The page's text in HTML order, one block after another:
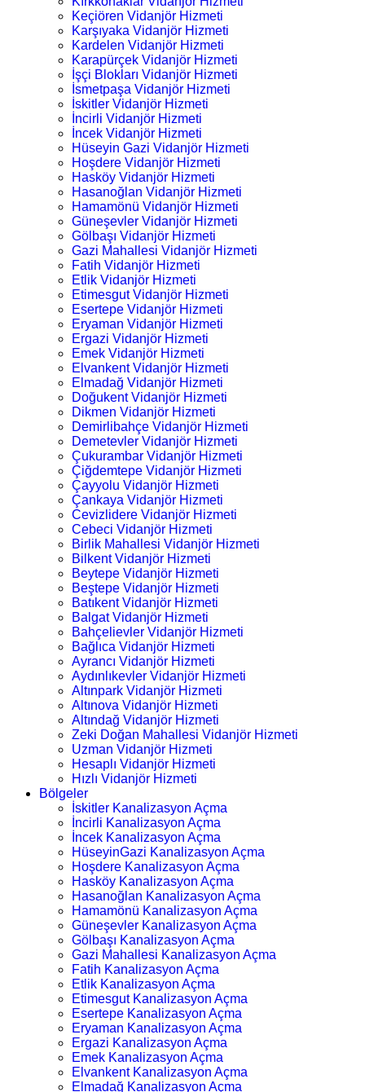
Keçiören Vidanjör Hizmeti
Karşıyaka Vidanjör Hizmeti
Kardelen Vidanjör Hizmeti
Karapürçek Vidanjör Hizmeti
İşçi Blokları Vidanjör Hizmeti
İsmetpaşa Vidanjör Hizmeti
İskitler Vidanjör Hizmeti
İncirli Vidanjör Hizmeti
İncek Vidanjör Hizmeti
Hüseyin Gazi Vidanjör Hizmeti
Hoşdere Vidanjör Hizmeti
Hasköy Vidanjör Hizmeti
Hasanoğlan Vidanjör Hizmeti
Hamamönü Vidanjör Hizmeti
Güneşevler Vidanjör Hizmeti
Gölbaşı Vidanjör Hizmeti
Gazi Mahallesi Vidanjör Hizmeti
Fatih Vidanjör Hizmeti
Etlik Vidanjör Hizmeti
Etimesgut Vidanjör Hizmeti
Esertepe Vidanjör Hizmeti
Eryaman Vidanjör Hizmeti
Ergazi Vidanjör Hizmeti
Emek Vidanjör Hizmeti
Elvankent Vidanjör Hizmeti
Elmadağ Vidanjör Hizmeti
Doğukent Vidanjör Hizmeti
Dikmen Vidanjör Hizmeti
Demirlibahçe Vidanjör Hizmeti
Demetevler Vidanjör Hizmeti
Çukurambar Vidanjör Hizmeti
Çiğdemtepe Vidanjör Hizmeti
Çayyolu Vidanjör Hizmeti
Çankaya Vidanjör Hizmeti
Cevizlidere Vidanjör Hizmeti
Cebeci Vidanjör Hizmeti
Birlik Mahallesi Vidanjör Hizmeti
Bilkent Vidanjör Hizmeti
Beytepe Vidanjör Hizmeti
Beştepe Vidanjör Hizmeti
Batıkent Vidanjör Hizmeti
Balgat Vidanjör Hizmeti
Bahçelievler Vidanjör Hizmeti
Bağlıca Vidanjör Hizmeti
Ayrancı Vidanjör Hizmeti
Aydınlıkevler Vidanjör Hizmeti
Altınpark Vidanjör Hizmeti
Altınova Vidanjör Hizmeti
Altındağ Vidanjör Hizmeti
Zeki Doğan Mahallesi Vidanjör Hizmeti
Uzman Vidanjör Hizmeti
Hesaplı Vidanjör Hizmeti
Hızlı Vidanjör Hizmeti
Bölgeler
İskitler Kanalizasyon Açma
İncirli Kanalizasyon Açma
İncek Kanalizasyon Açma
HüseyinGazi Kanalizasyon Açma
Hoşdere Kanalizasyon Açma
Hasköy Kanalizasyon Açma
Hasanoğlan Kanalizasyon Açma
Hamamönü Kanalizasyon Açma
Güneşevler Kanalizasyon Açma
Gölbaşı Kanalizasyon Açma
Gazi Mahallesi Kanalizasyon Açma
Fatih Kanalizasyon Açma
Etlik Kanalizasyon Açma
Etimesgut Kanalizasyon Açma
Esertepe Kanalizasyon Açma
Eryaman Kanalizasyon Açma
Ergazi Kanalizasyon Açma
Emek Kanalizasyon Açma
Elvankent Kanalizasyon Açma
Elmadağ Kanalizasyon Açma